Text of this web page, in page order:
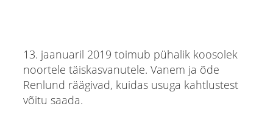
13. jaanuaril 2019 toimub pühalik koosolek
noortele täiskasvanutele. Vanem ja õde
Renlund räägivad, kuidas usuga kahtlustest
võitu saada.